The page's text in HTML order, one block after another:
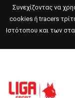
Συνεχίζοντας να
cookies ή tracers
Ιστότοπου και των